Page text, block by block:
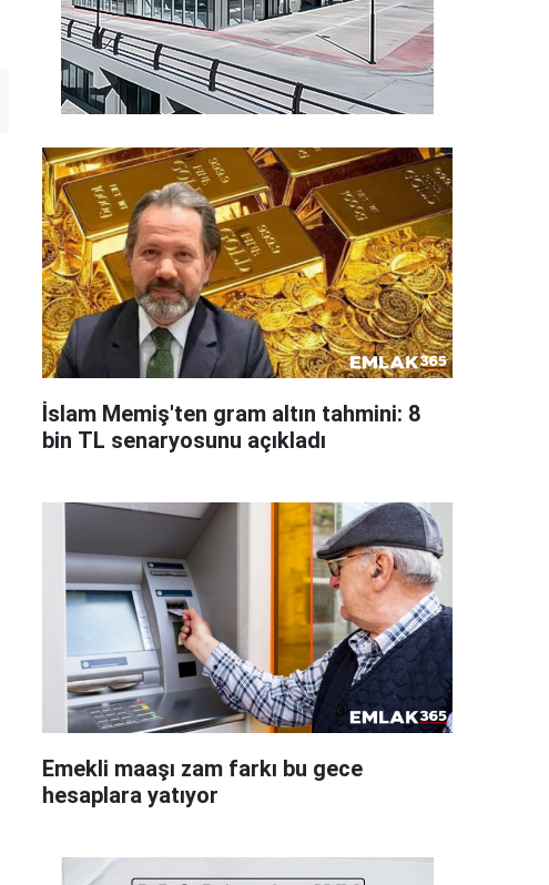
İslam Memiş'ten gram altın tahmini: 8
bin TL senaryosunu açıkladı
Emekli maaşı zam farkı bu gece
hesaplara yatıyor